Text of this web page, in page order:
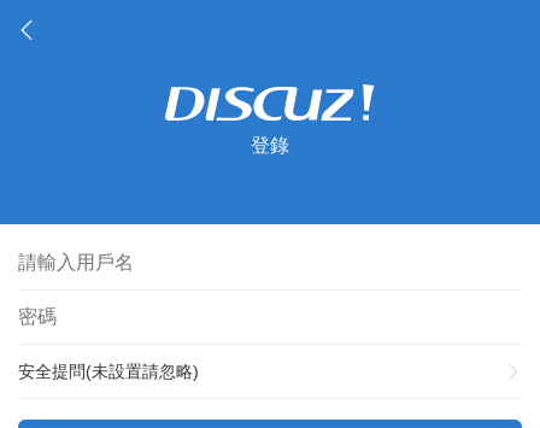
登錄
安全提問(未設置請忽略)